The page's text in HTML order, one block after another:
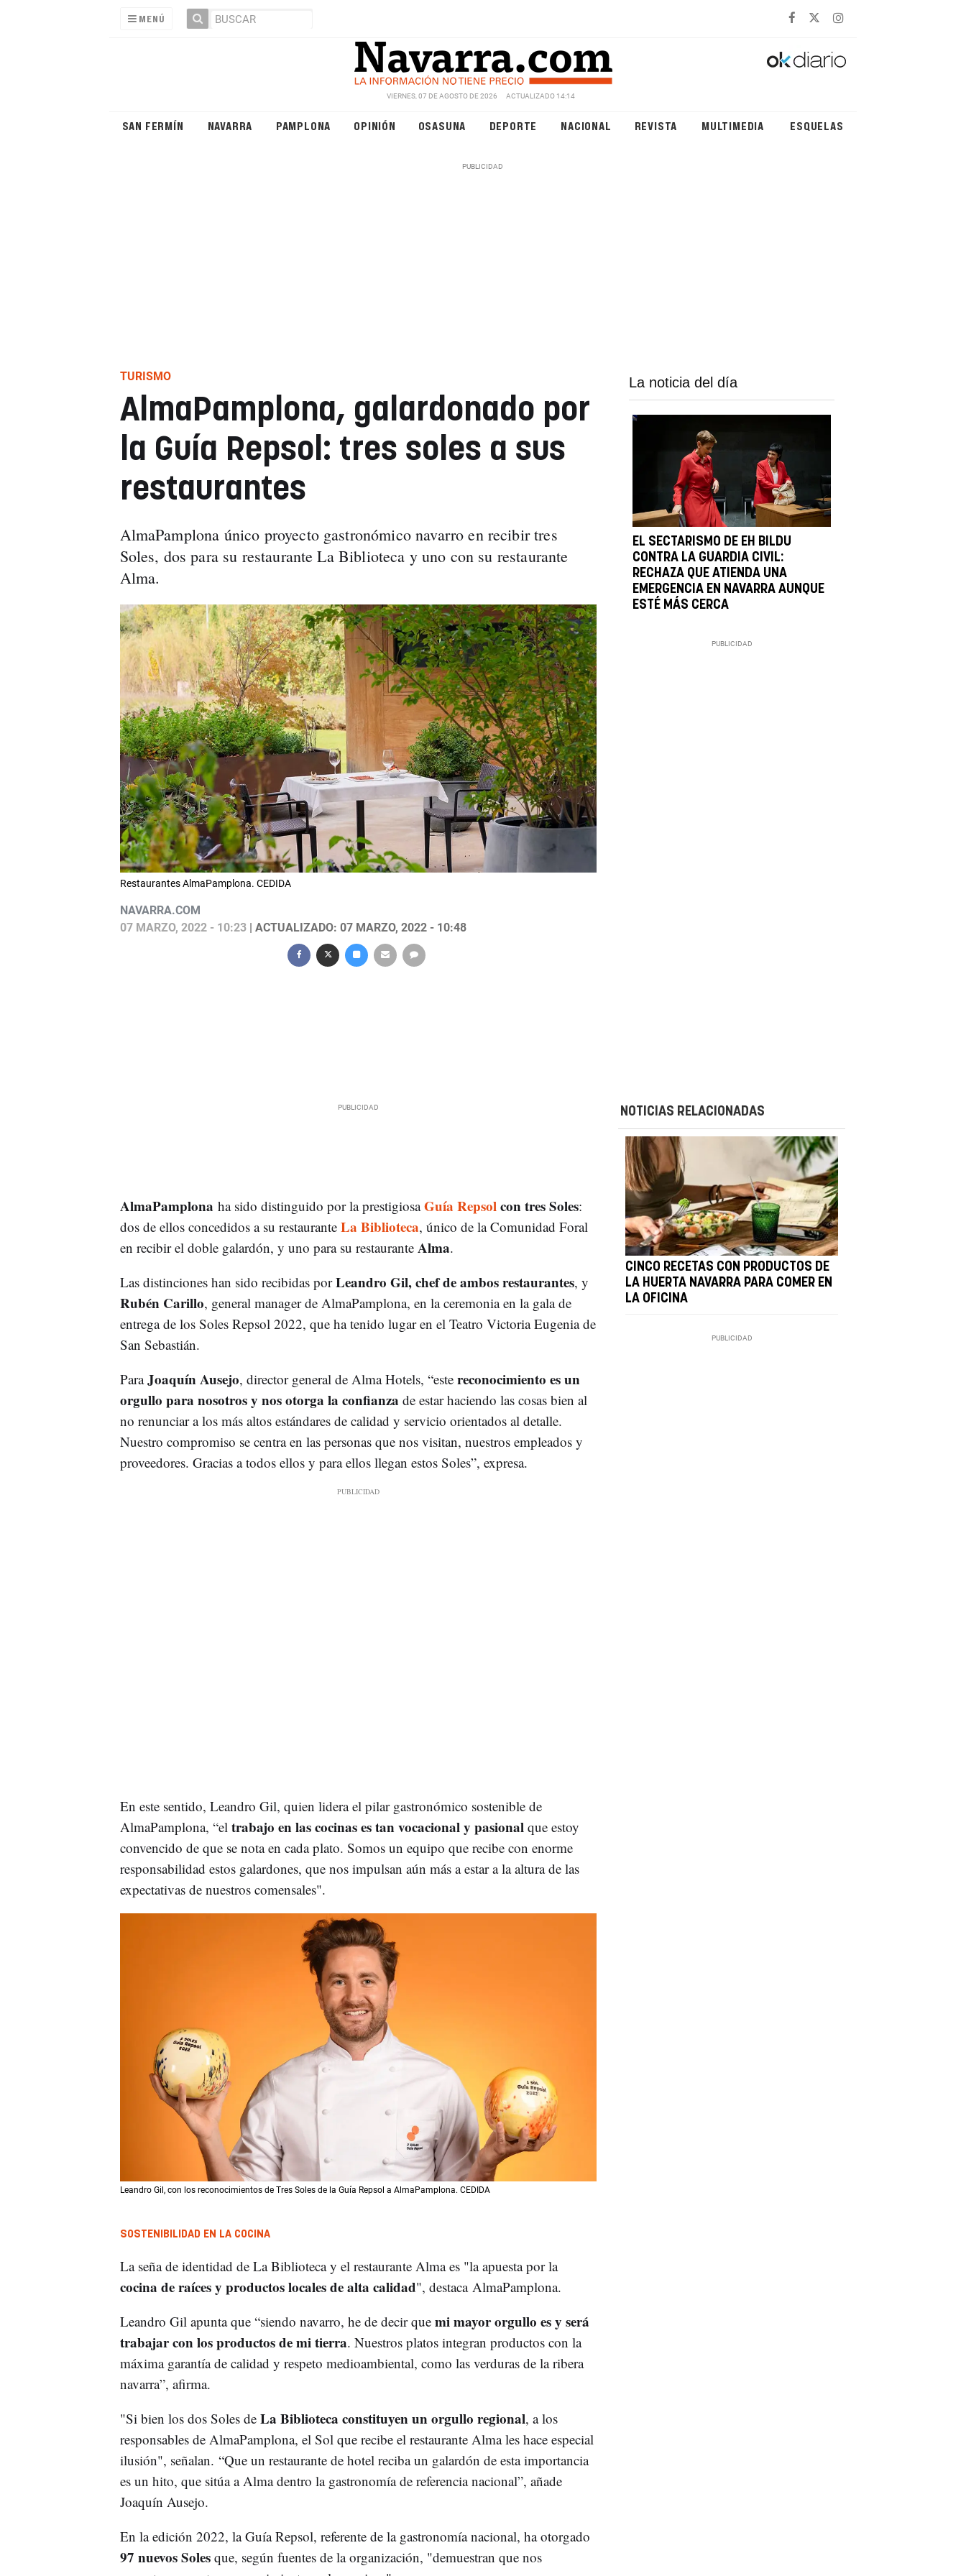
MENÚ
VIERNES, 07 DE AGOSTO DE 2026 ACTUALIZADO 14:14
SAN FERMÍN NAVARRA PAMPLONA OPINIÓN OSASUNA DEPORTE NACIONAL REVISTA MULTIMEDIA ESQUELAS
TURISMO
AlmaPamplona, galardonado por
la Guía Repsol: tres soles a sus
restaurantes
AlmaPamplona único proyecto gastronómico navarro en recibir tres
Soles, dos para su restaurante La Biblioteca y uno con su restaurante
Alma.
Restaurantes AlmaPamplona. CEDIDA
NAVARRA.COM
07 MARZO, 2022 - 10:23| ACTUALIZADO: 07 MARZO, 2022 - 10:48
La noticia del día
EL SECTARISMO DE EH BILDU
CONTRA LA GUARDIA CIVIL:
RECHAZA QUE ATIENDA UNA
EMERGENCIA EN NAVARRA AUNQUE
ESTÉ MÁS CERCA
AlmaPamplona ha sido distinguido por la prestigiosaGuía Repsolcon tres Soles:
dos de ellos concedidos a su restaurante La Biblioteca, único de la Comunidad Foral
en recibir el doble galardón, y uno para su restaurante Alma.
Las distinciones han sido recibidas porLeandro Gil, chef de ambos restaurantes, y
Rubén Carillo, general manager de AlmaPamplona, en la ceremonia en la gala de
entrega de los Soles Repsol 2022, que ha tenido lugar en el Teatro Victoria Eugenia de
San Sebastián.
ParaJoaquín Ausejo, director general de Alma Hotels, “este reconocimiento es un
orgullo para nosotros y nos otorga la confianza de estar haciendo las cosas bien al
no renunciar a los más altos estándares de calidad y servicio orientados al detalle.
Nuestro compromiso se centra en las personas que nos visitan, nuestros empleados y
proveedores. Gracias a todos ellos y para ellos llegan estos Soles”, expresa.
En este sentido, Leandro Gil, quien lidera el pilar gastronómico sostenible de
AlmaPamplona, “el trabajo en las cocinas es tan vocacional y pasional que estoy
convencido de que se nota en cada plato. Somos un equipo que recibe con enorme
responsabilidad estos galardones, que nos impulsan aún más a estar a la altura de las
expectativas de nuestros comensales".
Leandro Gil, con los reconocimientos de Tres Soles de la Guía Repsol a AlmaPamplona. CEDIDA
SOSTENIBILIDAD EN LA COCINA
La seña de identidad de La Biblioteca y el restaurante Alma es "la apuesta por la
cocina de raíces y productos locales de alta calidad", destaca AlmaPamplona.
Leandro Gil apunta que “siendo navarro, he de decir que mi mayor orgullo es y será
trabajar con los productos de mi tierra. Nuestros platos integran productos con la
máxima garantía de calidad y respeto medioambiental, como las verduras de la ribera
navarra”, afirma.
"Si bien los dos Soles de La Biblioteca constituyen un orgullo regional, a los
responsables de AlmaPamplona, el Sol que recibe el restaurante Alma les hace especial
ilusión", señalan. “Que un restaurante de hotel reciba un galardón de esta importancia
es un hito, que sitúa a Alma dentro la gastronomía de referencia nacional”, añade
Joaquín Ausejo.
En la edición 2022, la Guía Repsol, referente de la gastronomía nacional, ha otorgado
97 nuevos Solesque, según fuentes de la organización, "demuestran que nos
NOTICIAS RELACIONADAS
CINCO RECETAS CON PRODUCTOS DE
LA HUERTA NAVARRA PARA COMER EN
LA OFICINA